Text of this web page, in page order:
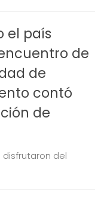
el país
de
de
contó
de
del